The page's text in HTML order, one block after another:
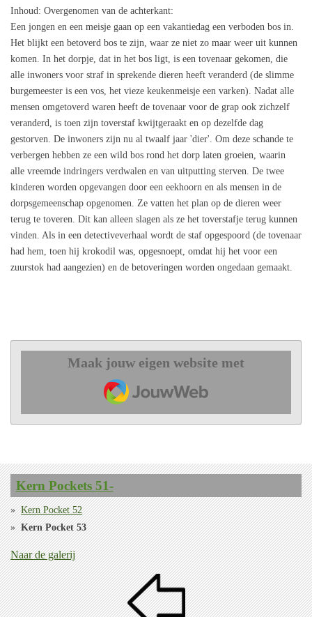
Inhoud: Overgenomen van de achterkant:
Een jongen en een meisje gaan op een vakantiedag een verboden bos in.
Het blijkt een betoverd bos te zijn, waar ze niet zo maar weer uit kunnen
komen. In het dorpje, dat in het bos ligt, is een tovenaar gekomen, die
alle inwoners voor straf in sprekende dieren heeft veranderd (de slimme
burgemeester is een vos, het vieze keukenmeisje een varken). Nadat alle
mensen omgetoverd waren heeft de tovenaar voor de grap ook zichzelf
veranderd, is toen zijn toverstaf kwijtgeraakt en op dezelfde dag
gestorven. De inwoners zijn nu al twaalf jaar 'dier'. Om deze schande te
verbergen hebben ze een wild bos rond het dorp laten groeien, waarin
alle vreemde indringers verdwalen en van uitputting sterven. De twee
kinderen worden opgevangen door een eekhoorn en als mensen in de
dorpsgemeenschap opgenomen. Ze vatten het plan op de dieren weer
terug te toveren. Dit kan alleen slagen als ze het toverstafje terug kunnen
vinden. Als in een detectiveverhaal wordt de staf opgespoord (de tovenaar
had hem, toen hij krokodil was, opgesnoept, omdat hij het voor een
zuurstok had aangezien) en de betoveringen worden ongedaan gemaakt.
Maak jouw eigen website met
JouwWeb
Kern Pockets 51-
Kern Pocket 52
Kern Pocket 53
Naar de galerij